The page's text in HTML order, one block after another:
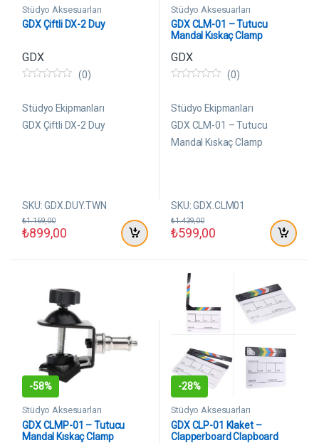
Stüdyo Aksesuarları
GDX Çiftli DX-2 Duy
GDX
ü
z
e
(0)
Stüdyo Ekipmanları
GDX Çiftli DX-2 Duy
SKU: GDX.DUY.TWN
₺899,00
₺1.169,00
Stüdyo Aksesuarları
GDX CLM-01 – Tutucu
Mandal Kıskaç Clamp
GDX
ü
z
e
i
(0)
Stüdyo Ekipmanları
GDX CLM-01 – Tutucu
Mandal Kıskaç Clamp
SKU: GDX.CLM01
₺599,00
₺1.439,00
-58%
Stüdyo Aksesuarları
GDX CLMP-01 – Tutucu
Mandal Kıskaç Clamp
-28%
Stüdyo Aksesuarları
GDX CLP-01 Klaket –
Clapperboard Clapboard